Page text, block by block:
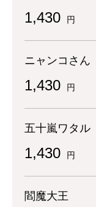
1,430 円
ニャンコさん
1,430 円
五十嵐ワタル
1,430 円
閻魔大王